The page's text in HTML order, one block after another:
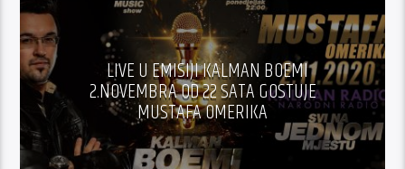
LIVE U EMISIJI KALMAN BOEMI
2.NOVEMBRA OD 22 SATA GOSTUJE
MUSTAFA OMERIKA